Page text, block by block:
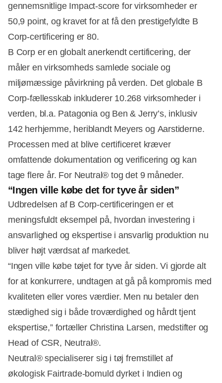
gennemsnitlige Impact-score for virksomheder er
50,9 point, og kravet for at få den prestigefyldte B
Corp-certificering er 80.
B Corp er en globalt anerkendt certificering, der
måler en virksomheds samlede sociale og
miljømæssige påvirkning på verden. Det globale B
Corp-fællesskab inkluderer 10.268 virksomheder i
verden, bl.a. Patagonia og Ben & Jerry’s, inklusiv
142 herhjemme, heriblandt Meyers og Aarstiderne.
Annonce
Processen med at blive certificeret kræver
omfattende dokumentation og verificering og kan
tage flere år. For Neutral® tog det 9 måneder.
“Ingen ville købe det for tyve år siden”
Udbredelsen af B Corp-certificeringen er et
meningsfuldt eksempel på, hvordan investering i
ansvarlighed og ekspertise i ansvarlig produktion nu
bliver højt værdsat af markedet.
“Ingen ville købe tøjet for tyve år siden. Vi gjorde alt
for at konkurrere, undtagen at gå på kompromis med
kvaliteten eller vores værdier. Men nu betaler den
stædighed sig i både troværdighed og hårdt tjent
ekspertise,” fortæller Christina Larsen, medstifter og
Head of CSR, Neutral®.
Neutral® specialiserer sig i tøj fremstillet af
økologisk Fairtrade-bomuld dyrket i Indien og